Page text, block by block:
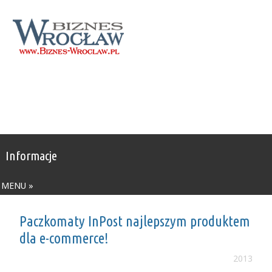
Informacje
MENU »
Paczkomaty InPost najlepszym produktem
dla e-commerce!
2013